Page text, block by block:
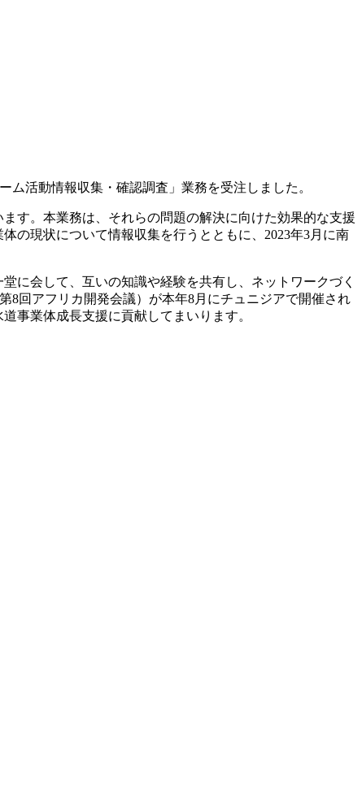
活動情報収集・確認調査」業務を受注しました。
す。本業務は、それらの問題の解決に向けた効果的な支援
の現状について情報収集を行うとともに、2023年3月に南
に会して、互いの知識や経験を共有し、ネットワークづく
8回アフリカ開発会議）が本年8月にチュニジアで開催され
事業体成長支援に貢献してまいります。